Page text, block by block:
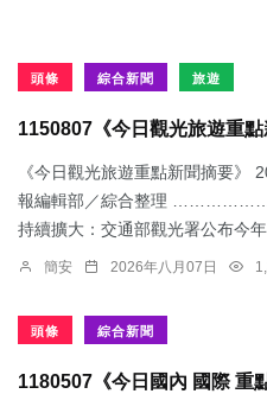
頭條 綜合新聞 旅遊
1150807《今日觀光旅遊重點
《今日觀光旅遊重點新聞摘要》
報編輯部／綜合整理
持續擴大：交通部觀光署公布今年
簡安 2026年八月07日
頭條 綜合新聞
1180507《今日國內 國際 重